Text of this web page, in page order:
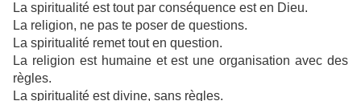
La spiritualité est tout par conséquence est en Dieu.
La religion, ne pas te poser de questions.
La spiritualité remet tout en question.
La religion est humaine et est une organisation avec des
règles.
La spiritualité est divine, sans règles.